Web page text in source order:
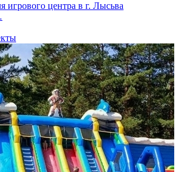
игрового центра в г. Лысьва